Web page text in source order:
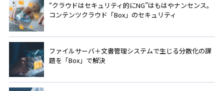
“クラウドはセキュリティ的にNG”はもはやナンセンス。
コンテンツクラウド「Box」のセキュリティ
ファイルサーバ＋文書管理システムで生じる分散化の課
題を「Box」で解決